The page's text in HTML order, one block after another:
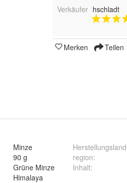
Verkäufer hschladt
Merken Teilen
Minze
90 g
Grüne Minze
Himalaya
region:
Inhalt: